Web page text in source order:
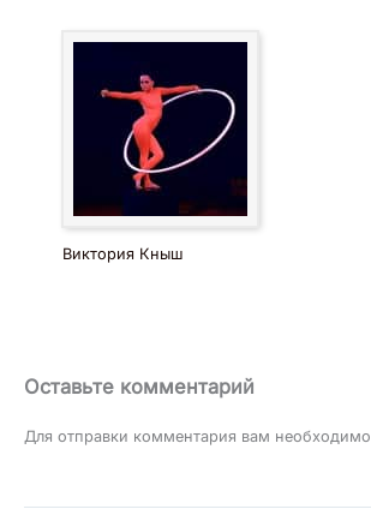
Виктория Кныш
Оставьте комментарий
Для отправки комментария вам необходимо